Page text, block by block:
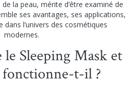
la peau, mérite d’être examiné de
ses avantages, ses applications,
dans l’univers des cosmétiques
modernes.
le Sleeping Mask et
t-il ?